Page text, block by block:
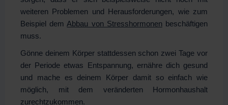
weiteren Problemen und Herausforderungen, wie zum
Beispiel dem Abbau von Stresshormonen beschäftigen
muss.
Gönne deinem Körper stattdessen schon zwei Tage vor
der Periode etwas Entspannung, ernähre dich gesund
und mache es deinem Körper damit so einfach wie
möglich, mit dem veränderten Hormonhaushalt
zurechtzukommen.